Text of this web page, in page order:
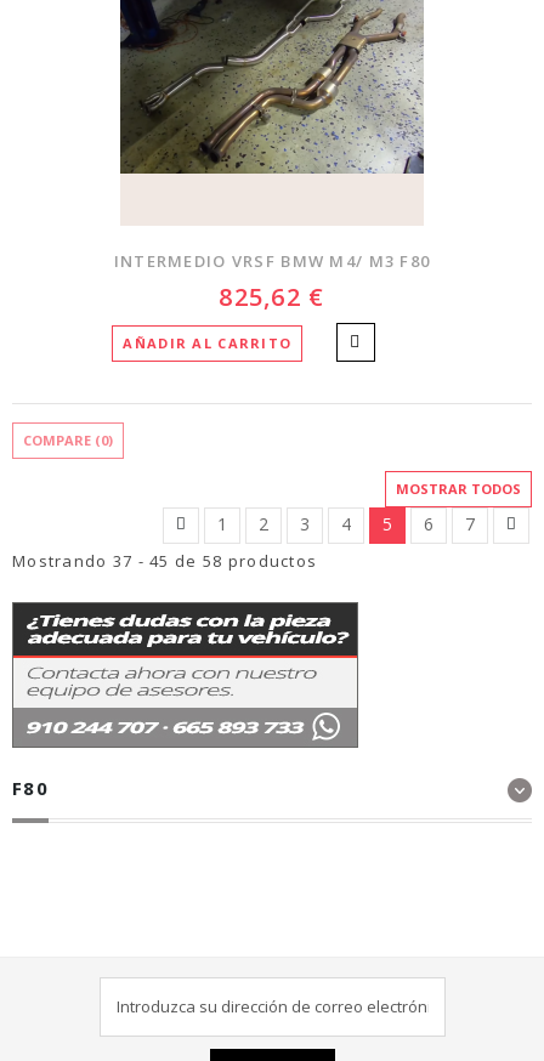
INTERMEDIO VRSF BMW M4/ M3 F80
825,62 €
AÑADIR AL CARRITO
COMPARE (0)
MOSTRAR TODOS
1 2 3 4 5 6 7
Mostrando 37 - 45 de 58 productos
F80